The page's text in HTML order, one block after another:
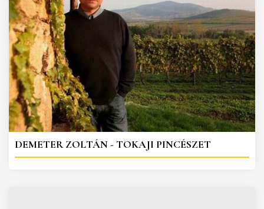
DEMETER ZOLTÁN - TOKAJI PINCÉSZET